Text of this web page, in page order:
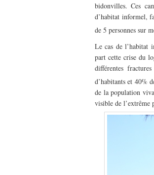
bidonvilles. Ces
d’habitat informel,
de 5 personnes sur
Le cas de l’habitat
part cette crise du
différentes
d’habitants et 40%
de la population
visible de l’extrême